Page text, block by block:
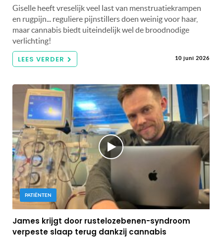
Giselle heeft vreselijk veel last van menstruatiekrampen
en rugpijn... reguliere pijnstillers doen weinig voor haar,
maar cannabis biedt uiteindelijk wel de broodnodige
verlichting!
LEES VERDER 10 juni 2026
PATIËNTEN
James krijgt door rustelozebenen-syndroom
verpeste slaap terug dankzij cannabis